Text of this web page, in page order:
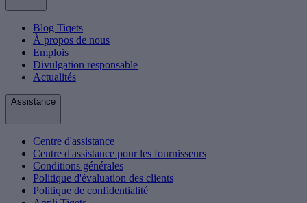
Blog Tiqets
À propos de nous
Emplois
Divulgation responsable
Actualités
Assistance
Centre d'assistance
Centre d'assistance pour les fournisseurs
Conditions générales
Politique d'évaluation des clients
Politique de confidentialité